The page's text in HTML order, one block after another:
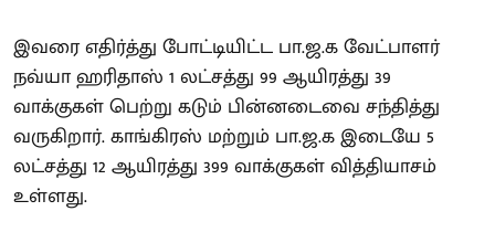
இவரை எதிர்த்து போட்டியிட்ட பா.ஜ.க வேட்பாளர்
நவ்யா ஹரிதாஸ் 1 லட்சத்து 99 ஆயிரத்து 39
வாக்குகள் பெற்று கடும் பின்னடைவை சந்தித்து
வருகிறார். காங்கிரஸ் மற்றும் பா.ஜ.க இடையே 5
லட்சத்து 12 ஆயிரத்து 399 வாக்குகள் வித்தியாசம்
உள்ளது.